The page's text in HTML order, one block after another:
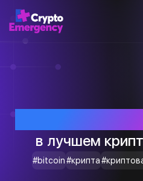
в лучшем
#bitcoin#крипта